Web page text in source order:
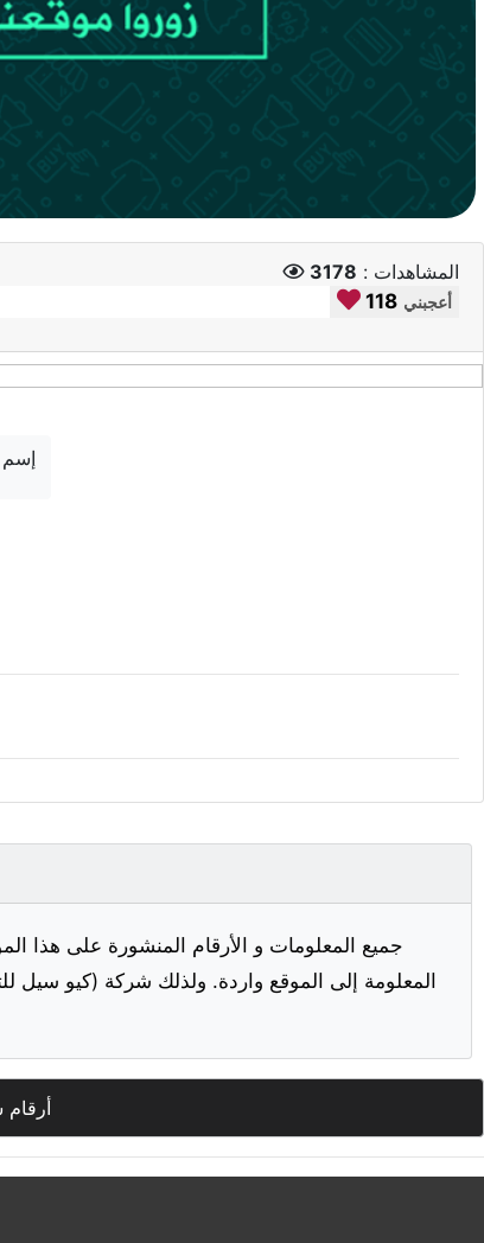
المشاهدات : 3178
118 أعجبني
إسم
جميع المعلومات و الأرقام المنشورة على هذا
المعلومة إلى الموقع واردة. ولذلك شركة (كيو سيل